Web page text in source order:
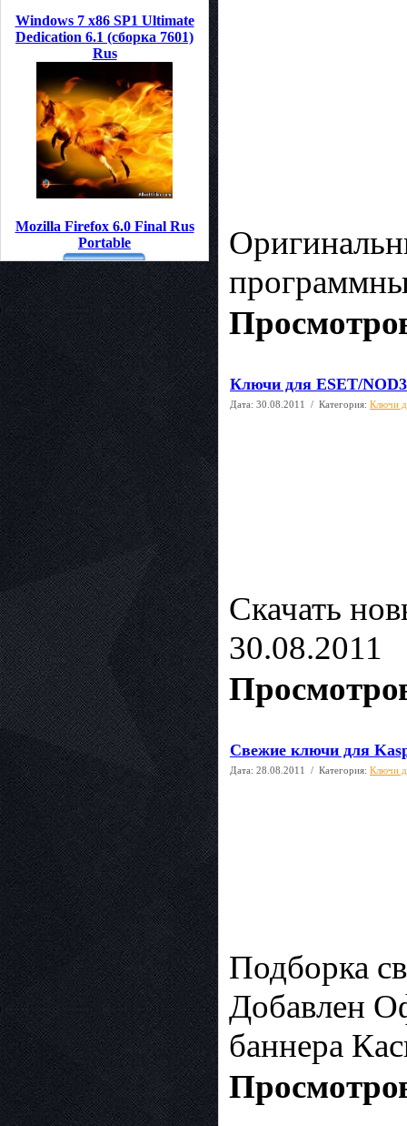
Windows 7 x86 SP1 Ultimate
Dedication 6.1 (сборка 7601)
Rus
Mozilla Firefox 6.0 Final Rus
Portable
Ключи для ESET/
Дата: 30.08.2011 / Категория: Ключи
Скачать
30.08.2011
Свежие ключи для
Дата: 28.08.2011 / Категория: Ключи
Подборка
Добавлен
баннера